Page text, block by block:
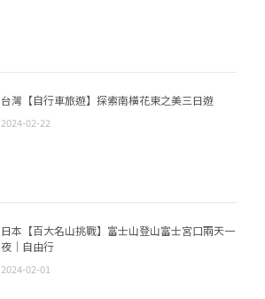
台灣【自行車旅遊】探索南橫花東之美三日遊
2024-02-22
日本【百大名山挑戰】富士山登山富士宮口兩天一
夜｜自由行
2024-02-01